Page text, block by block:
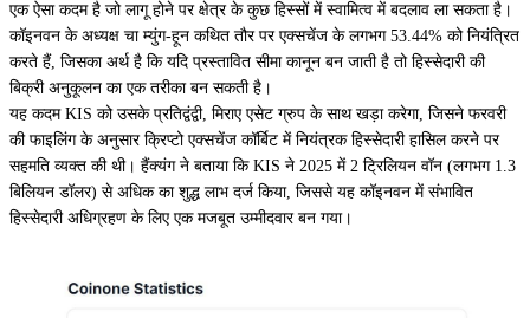
एक ऐसा कदम है जो लागू होने पर क्षेत्र के कुछ हिस्सों में स्वामित्व में बदलाव ला सकता है।
कॉइनवन के अध्यक्ष चा म्युंग-हून कथित तौर पर एक्सचेंज के लगभग 53.44% को नियंत्रित
करते हैं, जिसका अर्थ है कि यदि प्रस्तावित सीमा कानून बन जाती है तो हिस्सेदारी की
बिक्री अनुकूलन का एक तरीका बन सकती है।
यह कदम KIS को उसके प्रतिद्वंद्वी, मिराए एसेट ग्रुप के साथ खड़ा करेगा, जिसने फरवरी
की फाइलिंग के अनुसार क्रिप्टो एक्सचेंज कॉर्बिट में नियंत्रक हिस्सेदारी हासिल करने पर
सहमति व्यक्त की थी। हैंक्यंग ने बताया कि KIS ने 2025 में 2 ट्रिलियन वॉन (लगभग 1.3
बिलियन डॉलर) से अधिक का शुद्ध लाभ दर्ज किया, जिससे यह कॉइनवन में संभावित
हिस्सेदारी अधिग्रहण के लिए एक मजबूत उम्मीदवार बन गया।